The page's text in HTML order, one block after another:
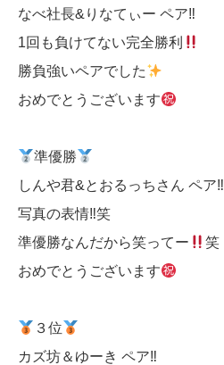
なべ社長&りなてぃー ペア‼︎
1回も負けてない完全勝利
勝負強いペアでした
おめでとうございます
準優勝
しんや君&とおるっちさん ペア‼︎
写真の表情‼︎笑
準優勝なんだから笑ってー
笑
おめでとうございます
３位
カズ坊＆ゆーき ペア‼︎